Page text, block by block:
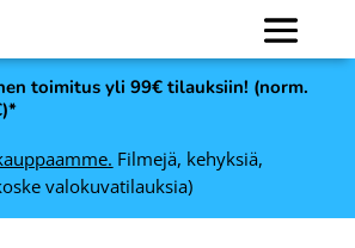
toimitus yli 99€ tilauksiin! (norm.
Filmejä, kehyksiä,
valokuvatilauksia)